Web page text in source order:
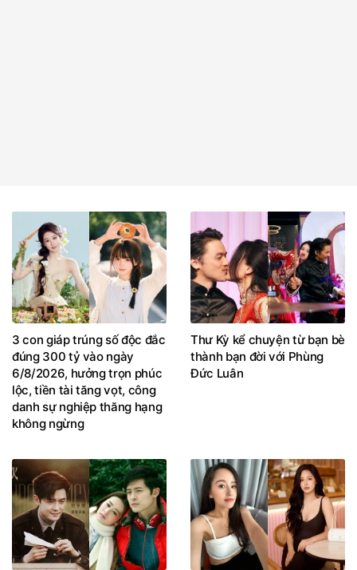
3 con giáp trúng số độc đắc
đúng 300 tỷ vào ngày
6/8/2026, hưởng trọn phúc
lộc, tiền tài tăng vọt, công
danh sự nghiệp thăng hạng
không ngừng
Thư Kỳ kể chuyện từ bạn bè
thành bạn đời với Phùng
Đức Luân